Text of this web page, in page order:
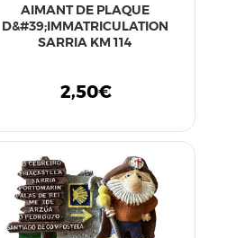
AIMANT DE PLAQUE
D&#39;IMMATRICULATION
SARRIA KM 114
2,50€